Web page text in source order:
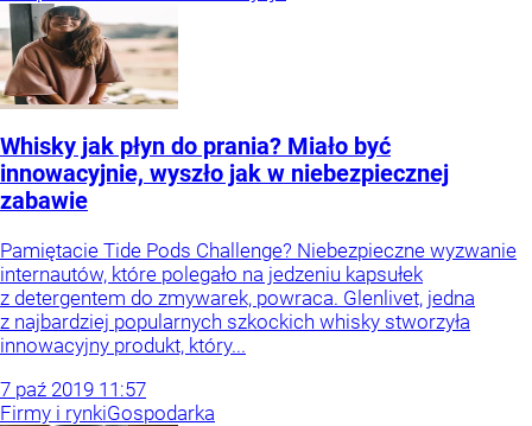
Whisky jak płyn do prania? Miało być
innowacyjnie, wyszło jak w niebezpiecznej
zabawie
Pamiętacie Tide Pods Challenge? Niebezpieczne wyzwanie
internautów, które polegało na jedzeniu kapsułek
z detergentem do zmywarek, powraca. Glenlivet, jedna
z najbardziej popularnych szkockich whisky stworzyła
innowacyjny produkt, który...
7 paź 2019 11:57
Firmy i rynkiGospodarka